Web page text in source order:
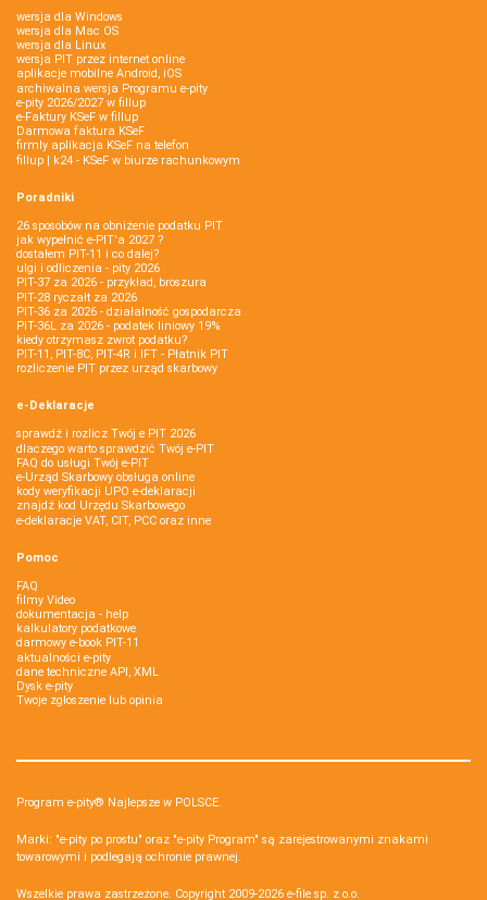
wersja dla Windows
wersja dla Mac OS
wersja dla Linux
wersja PIT przez internet online
aplikacje mobilne Android, iOS
archiwalna wersja Programu e-pity
e-pity 2026/2027 w fillup
e‑Faktury KSeF w fillup
Darmowa faktura KSeF
firmly aplikacja KSeF na telefon
fillup | k24 - KSeF w biurze rachunkowym
Poradniki
26 sposobów na obniżenie podatku PIT
jak wypełnić e-PIT'a 2027 ?
dostałem PIT-11 i co dalej?
ulgi i odliczenia - pity 2026
PIT-37 za 2026 - przykład, broszura
PIT-28 ryczałt za 2026
PIT-36 za 2026 - działalność gospodarcza
PIT-36L za 2026 - podatek liniowy 19%
kiedy otrzymasz zwrot podatku?
PIT-11, PIT-8C, PIT-4R i IFT - Płatnik PIT
rozliczenie PIT przez urząd skarbowy
e-Deklaracje
sprawdź i rozlicz Twój e PIT 2026
dlaczego warto sprawdzić Twój e-PIT
FAQ do usługi Twój e-PIT
e-Urząd Skarbowy obsługa online
kody weryfikacji UPO e-deklaracji
znajdź kod Urzędu Skarbowego
e-deklaracje VAT, CIT, PCC oraz inne
Pomoc
FAQ
filmy Video
dokumentacja - help
kalkulatory podatkowe
darmowy e-book PIT-11
aktualności e-pity
dane techniczne API, XML
Dysk e-pity
Twoje zgłoszenie lub opinia
Program e-pity® Najlepsze w POLSCE.
Marki: "e-pity po prostu" oraz "e-pity Program" są zarejestrowanymi znakami
towarowymi i podlegają ochronie prawnej.
Wszelkie prawa zastrzeżone. Copyright 2009-2026 e-file sp. z o.o.